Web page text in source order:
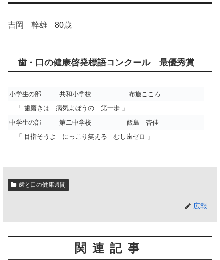
吉岡 幹雄 80歳
歯・口の健康啓発標語コンクール 最優秀賞
小学生の部 共和小学校
布施こころ
「 歯磨きは 病気よぼうの 第一歩 」
中学生の部
第二中学校
飯島 杏佳
「 目指そうよ にっこり笑える むし歯ゼロ 」
歯と口の健康週間
広報
関連記事